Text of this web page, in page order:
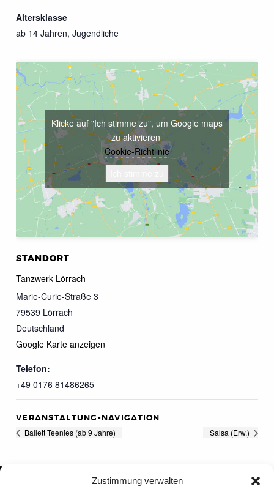
Zustimmung verwalten
Altersklasse
ab 14 Jahren, Jugendliche
STANDORT
Tanzwerk Lörrach
Marie-Curie-Straße 3
79539 Lörrach
Deutschland
Google Karte anzeigen
Telefon:
+49 0176 81486265
Klicke auf "Ich stimme zu", um Google maps
zu aktivieren
Cookie-Richtlinie
VERANSTALTUNG-NAVIGATION
Ballett Teenies (ab 9 Jahre) Salsa (Erw.)